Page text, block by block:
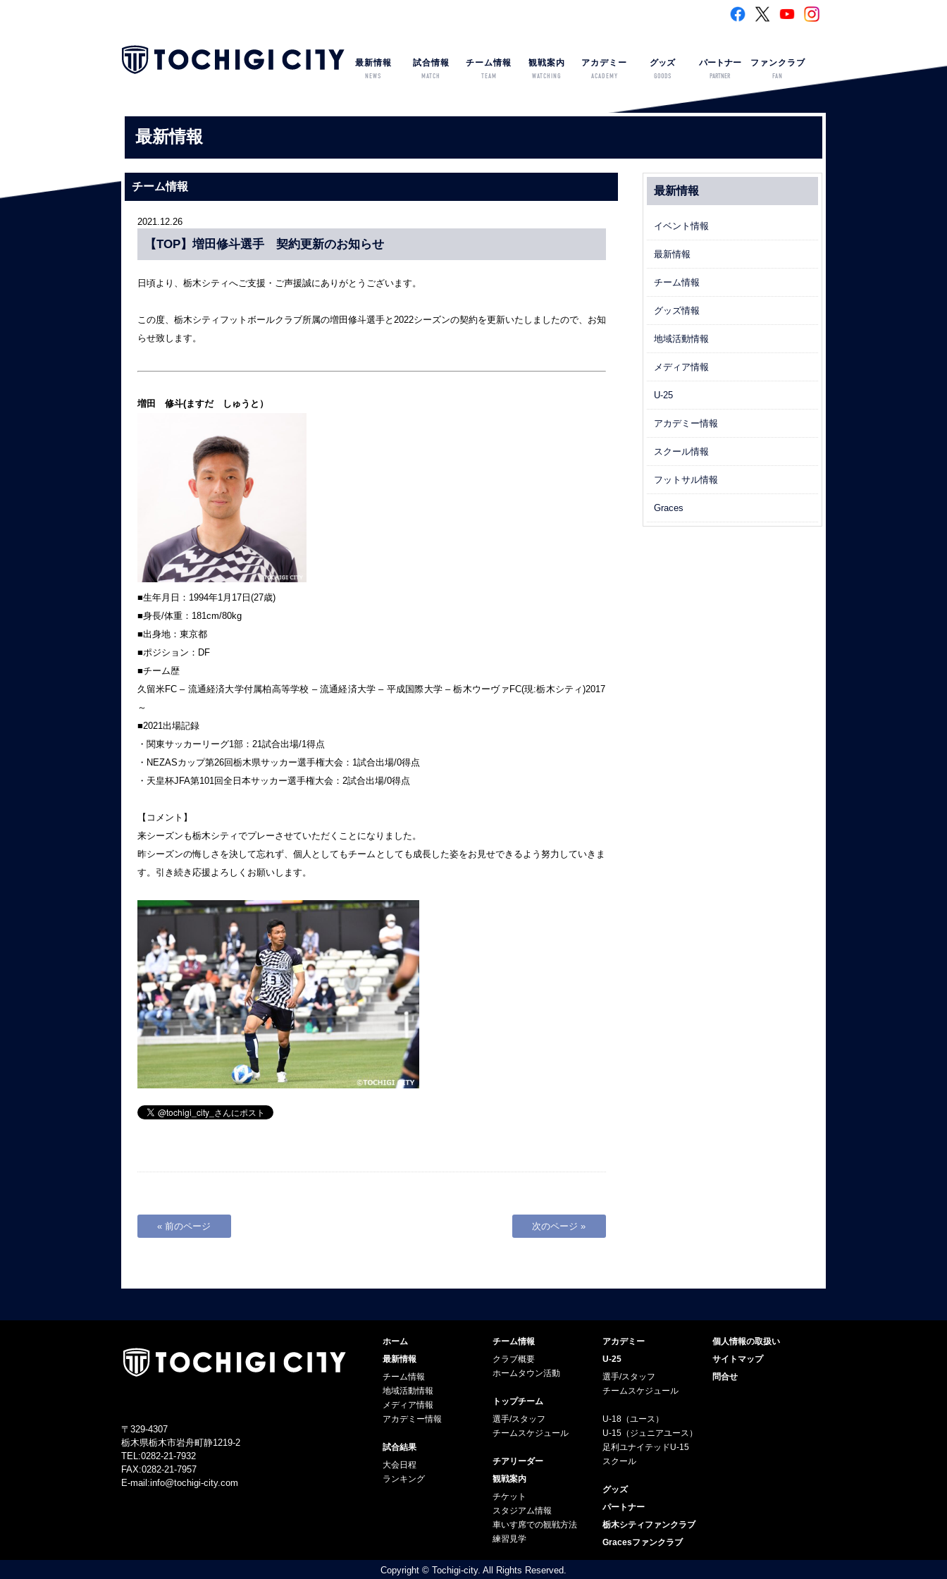
最新情報
NEWS
試合情報
MATCH
チーム情報
TEAM
観戦案内
WATCHING
アカデミー
ACADEMY
グッズ
GOODS
パートナー
PARTNER
ファンクラブ
FAN
最新情報
チーム情報
2021.12.26
【TOP】増田修斗選手 契約更新のお知らせ
日頃より、栃木シティへご支援・ご声援誠にありがとうございます。
この度、栃木シティフットボールクラブ所属の増田修斗選手と2022シーズンの契約を更新いたしましたので、お知
らせ致します。
増田 修斗(ますだ しゅうと）
■生年月日：1994年1月17日(27歳)
■身長/体重：181cm/80kg
■出身地：東京都
■ポジション：DF
■チーム歴
久留米FC – 流通経済大学付属柏高等学校 – 流通経済大学 – 平成国際大学 – 栃木ウーヴァFC(現:栃木シティ)2017
～
■2021出場記録
・関東サッカーリーグ1部：21試合出場/1得点
・NEZASカップ第26回栃木県サッカー選手権大会：1試合出場/0得点
・天皇杯JFA第101回全日本サッカー選手権大会：2試合出場/0得点
【コメント】
来シーズンも栃木シティでプレーさせていただくことになりました。
昨シーズンの悔しさを決して忘れず、個人としてもチームとしても成長した姿をお見せできるよう努力していきま
す。引き続き応援よろしくお願いします。
« 前のページ 次のページ »
最新情報
イベント情報
最新情報
チーム情報
グッズ情報
地域活動情報
メディア情報
U-25
アカデミー情報
スクール情報
フットサル情報
Graces
〒329-4307
栃木県栃木市岩舟町静1219-2
TEL:0282-21-7932
FAX:0282-21-7957
E-mail:info@tochigi-city.com
ホーム
最新情報
チーム情報
地域活動情報
メディア情報
アカデミー情報
試合結果
大会日程
ランキング
チーム情報
クラブ概要
ホームタウン活動
トップチーム
選手/スタッフ
チームスケジュール
チアリーダー
観戦案内
チケット
スタジアム情報
車いす席での観戦方法
練習見学
アカデミー
U-25
選手/スタッフ
チームスケジュール
U-18（ユース）
U-15（ジュニアユース）
足利ユナイテッドU-15
スクール
グッズ
パートナー
栃木シティファンクラブ
Gracesファンクラブ
個人情報の取扱い
サイトマップ
問合せ
Copyright © Tochigi-city. All Rights Reserved.